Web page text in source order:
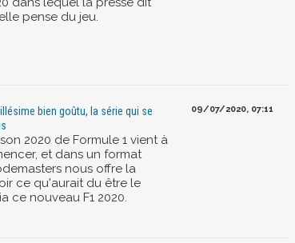
pense du jeu.
bien goûtu, la série qui se
2020 de Formule 1 vient à
et dans un format
nous offre la
ce qu'aurait du être le
ce nouveau F1 2020.
09/07/2020, 07:11